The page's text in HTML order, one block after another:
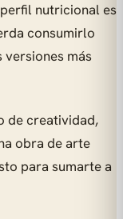
nutricional es
consumirlo
más
de creatividad,
obra de arte
para sumarte a